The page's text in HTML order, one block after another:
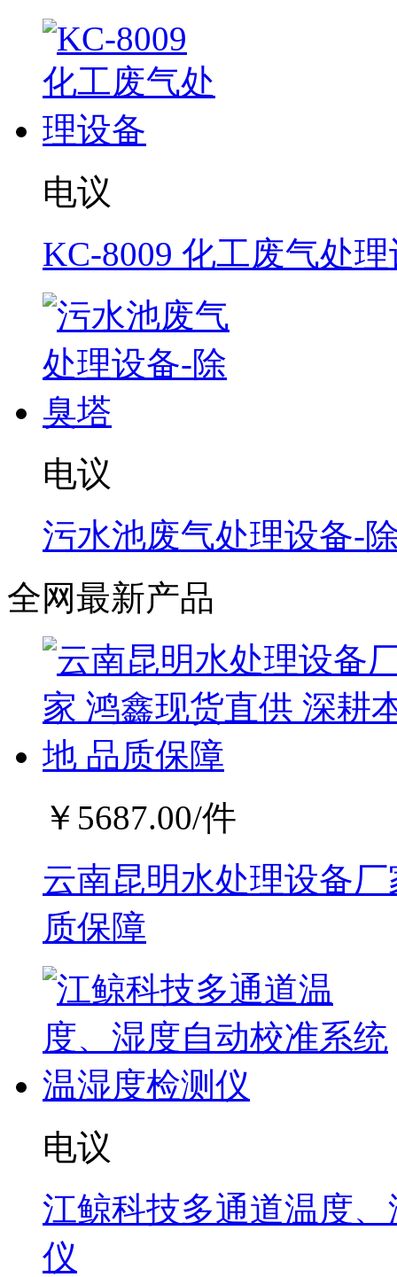
电议
KC-8009 化工废气处
电议
污水池废气处理设备-
全网最新产品
￥ 5687.00/件
云南昆明水处理设备
质保障
电议
江鲸科技多通道温度
仪